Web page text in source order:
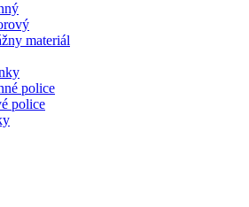
materiál
police
police